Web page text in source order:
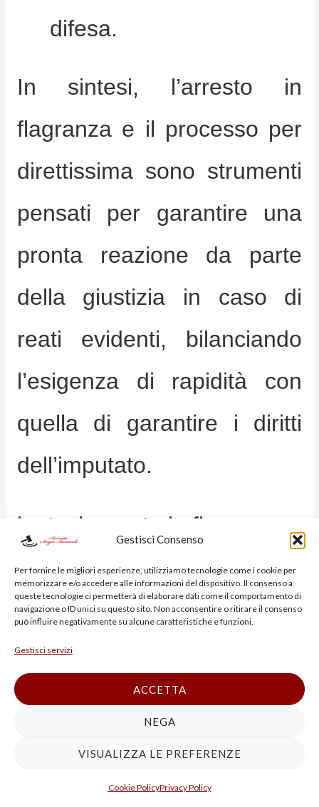
Gestisci Consenso
Per fornire le migliori esperienze, utilizziamo tecnologie come i cookie per
memorizzare e/o accedere alle informazioni del dispositivo. Il consenso a
queste tecnologie ci permetterà di elaborare dati come il comportamento di
navigazione o ID unici su questo sito. Non acconsentire o ritirare il consenso
può influire negativamente su alcune caratteristiche e funzioni.
Gestisci servizi
ACCETTA
NEGA
VISUALIZZA LE PREFERENZE
Cookie PolicyPrivacy Policy
difesa.
In sintesi, l’arresto in
flagranza e il processo per
direttissima sono strumenti
pensati per garantire una
pronta reazione da parte
della giustizia in caso di
reati evidenti, bilanciando
l’esigenza di rapidità con
quella di garantire i diritti
dell’imputato.
ipotesi arresto in flagranza
L’arresto in flagranza è
previsto in specifiche
ipotesi di reato, disciplinate
dagli articoli 380 e 381 del
Codice di Procedura
Penale italiano. Queste